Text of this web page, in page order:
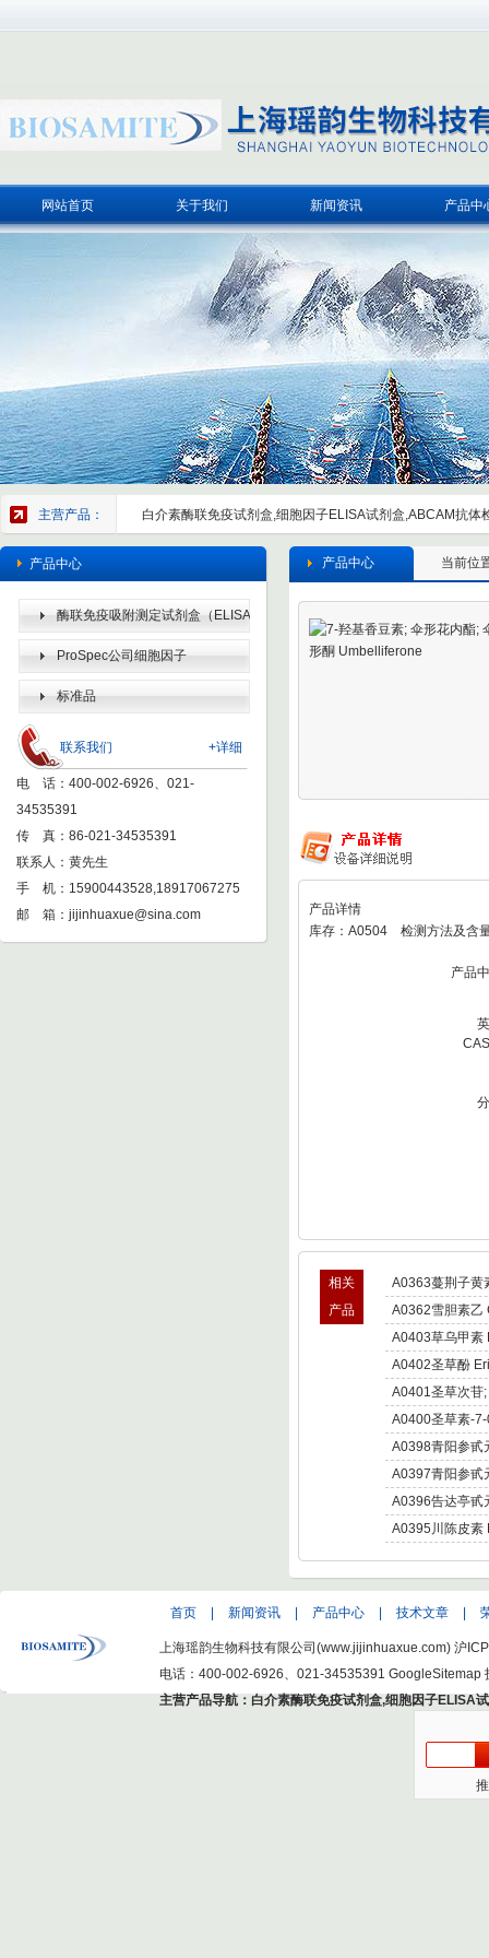
网站首页 关于我们 新闻资讯 产品中
主营产品： 白介素酶联免疫试剂盒,细胞因子ELISA试剂盒,ABCAM抗体
产品中心
酶联免疫吸附测定试剂盒（ELISA
KIT） ProSpec公司细胞因子
标准品
+详细
联系我们
电 话：400-002-6926、021-
34535391
传 真：86-021-34535391
联系人：黄先生
手 机：15900443528,18917067275
邮 箱： jijinhuaxue@sina.com
当前位
产品中心
产品详情
库存：A0504 检测方法及含
产品
相关
产品
A0363蔓荆子黄
A0362雪胆素乙
A0403草乌甲素
A0402圣草酚
A0401圣草次苷
A0400圣草素-
A0398青阳参甙
Otophylloside B
A0397青阳参甙
Otophylloside A
A0396告达亭甙
A0395川陈皮素
首页 新闻资讯 产品中心 技术文章
上海瑶韵生物科技有限公司(www.jijinhuaxue.com) 沪
电话：400-002-6926、021-34535391 GoogleSitemap
主营产品导航： 白介素酶联免疫试剂盒,细胞因子ELISA